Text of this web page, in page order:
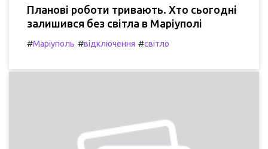
Планові роботи тривають. Хто сьогодні
залишився без світла в Маріуполі
#Маріуполь #відключення #світло